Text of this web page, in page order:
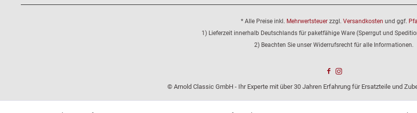
* Alle Preise inkl. Mehrwertsteuer zzgl. Versandkosten und ggf.
1) Lieferzeit innerhalb Deutschlands für paketfähige Ware (Sperrgut und
2) Beachten Sie unser Widerrufsrecht für alle Informationen.
© Arnold Classic GmbH - Ihr Experte mit über 30 Jahren Erfahrung für Ersatzteile und